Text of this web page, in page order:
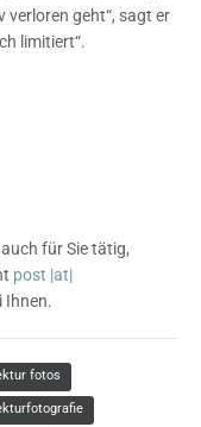
verloren geht“, sagt er
limitiert“.
für Sie tätig,
post |at|
Ihnen.
fotos